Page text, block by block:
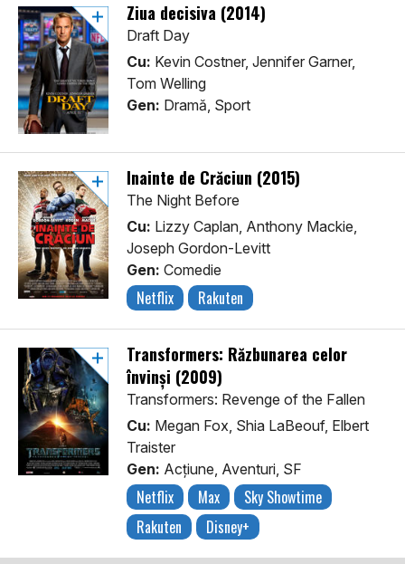
Ziua decisiva (2014)
Draft Day
Cu: Kevin Costner, Jennifer Garner,
Tom Welling
Gen: Dramă, Sport
Înainte de Crăciun (2015)
The Night Before
Cu: Lizzy Caplan, Anthony Mackie,
Joseph Gordon-Levitt
Gen: Comedie
Netflix Rakuten
Transformers: Răzbunarea celor
învinși (2009)
Transformers: Revenge of the Fallen
Cu: Megan Fox, Shia LaBeouf, Elbert
Traister
Gen: Acţiune, Aventuri, SF
Netflix Max
Sky Showtime
Rakuten
Disney+